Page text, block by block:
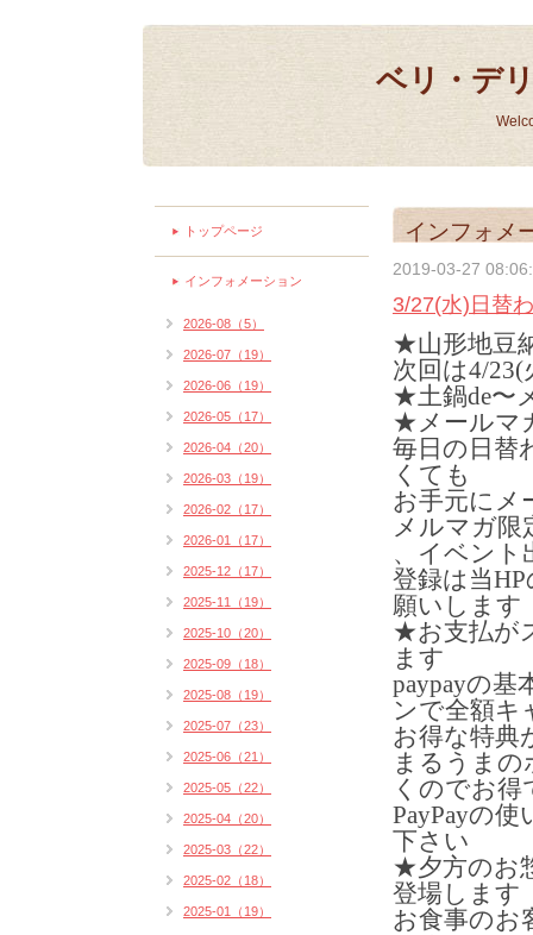
ベリ・デ
インフォメ
2019-03-27
3/27(水)日替
★山形地豆
次回は4/23(
★土鍋de〜
★メールマ
毎日の日替
くても
お手元にメ
メルマガ限
、イベント
登録は当
願いします
★お支払が
ます
paypayの
ンで全額キ
お得な特典
まるうま
くのでお得
PayPayの
下さい
★夕方のお
登場します
お食事のお
トップページ
インフォメーション
2026-08（5）
2026-07（19）
2026-06（19）
2026-05（17）
2026-04（20）
2026-03（19）
2026-02（17）
2026-01（17）
2025-12（17）
2025-11（19）
2025-10（20）
2025-09（18）
2025-08（19）
2025-07（23）
2025-06（21）
2025-05（22）
2025-04（20）
2025-03（22）
2025-02（18）
2025-01（19）